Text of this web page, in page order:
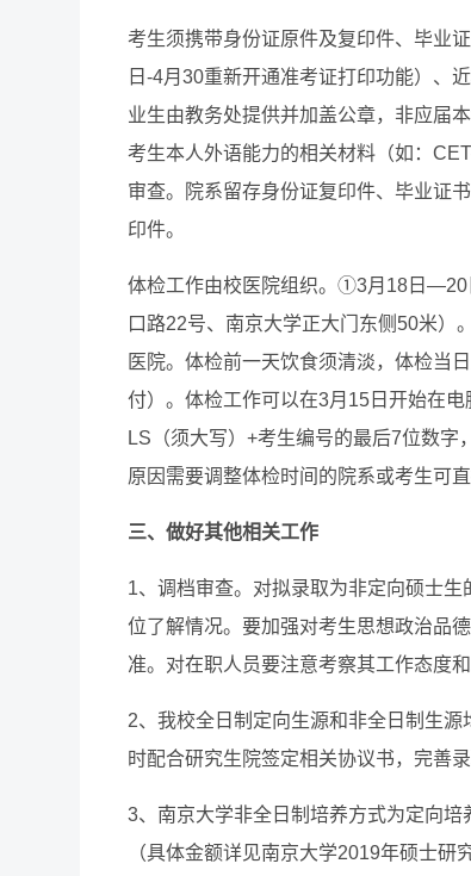
考生须携带身份证原件及复印件、毕业
日-4月30重新开通准考证打印功能）、
业生由教务处提供并加盖公章，非应届
考生本人外语能力的相关材料（如：
审查。院系留存身份证复印件、毕业证
印件。
体检工作由校医院组织。①3月18日—20
口路22号、南京大学正大门东侧50米
医院。体检前一天饮食须清淡，体检当
付）。体检工作可以在3月15日开始在电
LS（须大写）+考生编号的最后7位数
原因需要调整体检时间的院系或考生可
三、做好其他相关工作
1、调档审查。对拟录取为非定向硕士
位了解情况。要加强对考生思想政治品
准。对在职人员要注意考察其工作态度
2、我校全日制定向生源和非全日制生
时配合研究生院签定相关协议书，完善录
3、南京大学非全日制培养方式为定向
（具体金额详见南京大学2019年硕士研